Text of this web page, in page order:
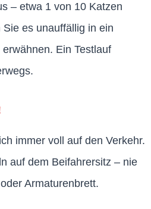
– etwa 1 von 10 Katzen
es unauffällig in ein
Ein Testlauf
immer voll auf den Verkehr.
auf dem Beifahrersitz – nie
Armaturenbrett.